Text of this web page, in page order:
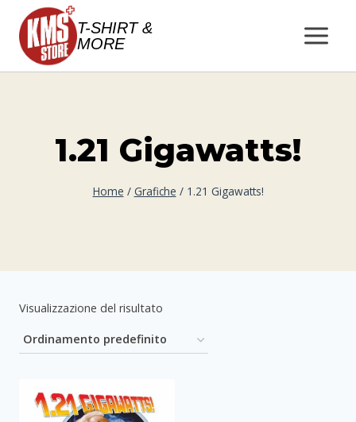
Salta
contenuto
T-SHIRT &
MORE
1.21 Gigawatts!
Home / Grafiche / 1.21 Gigawatts!
Visualizzazione del risultato